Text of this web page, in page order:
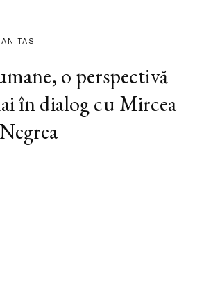
o perspectivă
în dialog cu Mircea